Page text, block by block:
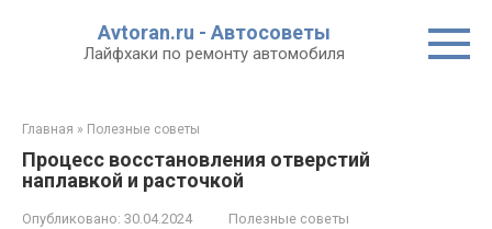
Avtoran.ru - Автосоветы
Лайфхаки по ремонту автомобиля
Главная » Полезные советы
Процесс восстановления отверстий
наплавкой и расточкой
Опубликовано: 30.04.2024 Полезные советы